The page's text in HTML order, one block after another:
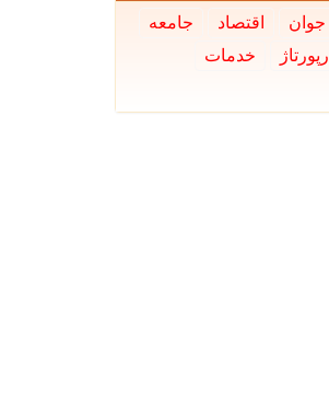
جوان اقتصاد
جامعه
رپورتاژ
خدمات